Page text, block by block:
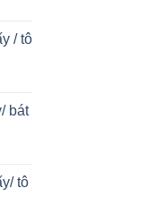
/ tô
bát
tô